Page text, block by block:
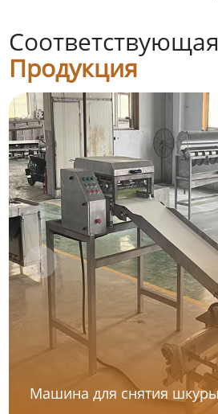
Соответствующая
Продукция
Машина для снятия